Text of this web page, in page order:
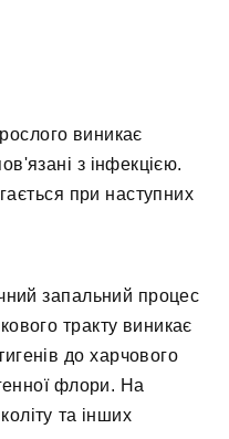
виникає
з інфекцією.
при наступних
запальний процес
тракту виникає
до харчового
флори. На
та інших